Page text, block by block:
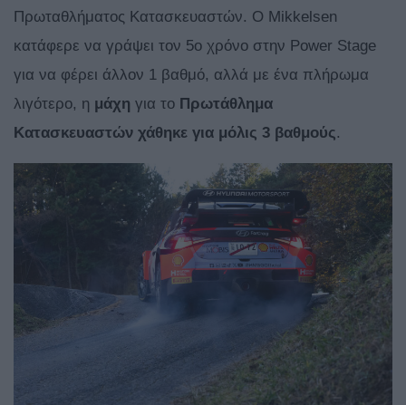
Πρωταθλήματος Κατασκευαστών. Ο Mikkelsen
κατάφερε να γράψει τον 5ο χρόνο στην Power Stage
για να φέρει άλλον 1 βαθμό, αλλά με ένα πλήρωμα
λιγότερο, η μάχη για το Πρωτάθλημα
Κατασκευαστών χάθηκε για μόλις 3 βαθμούς.